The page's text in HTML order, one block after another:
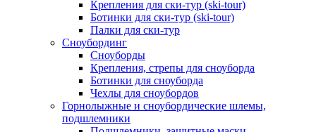
Крепления для ски-тур (ski-tour)
Ботинки для ски-тур (ski-tour)
Палки для ски-тур
Сноубординг
Сноуборды
Крепления, стрепы для сноуборда
Ботинки для сноуборда
Чехлы для сноубордов
Горнолыжные и сноубордические шлемы,
подшлемники